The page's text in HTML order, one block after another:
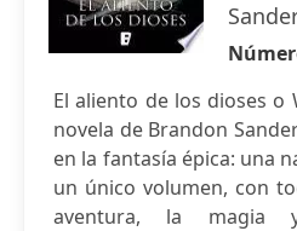
El aliento de los dioses o
novela de Brandon
en la fantasía épica: una
un único volumen, con
aventura, la magia